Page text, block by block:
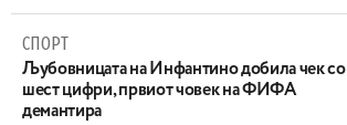
СПОРТ
Љубовницата на Инфантино добила чек со
шест цифри, првиот човек на ФИФА
демантира